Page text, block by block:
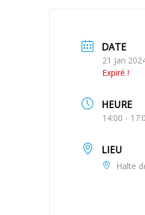
DATE
21 Jan
Expiré !
HEURE
14:00 -
LIEU
Halte